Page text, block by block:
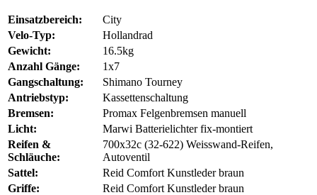
Einsatzbereich:
City
Velo-Typ:
Hollandrad
Gewicht:
16.5kg
Anzahl Gänge:
1x7
Gangschaltung:
Shimano Tourney
Antriebstyp:
Kassettenschaltung
Bremsen:
Promax Felgenbremsen manuell
Licht:
Marwi Batterielichter fix-montiert
Reifen &
Schläuche:
700x32c (32-622) Weisswand-Reifen,
Autoventil
Sattel:
Reid Comfort Kunstleder braun
Griffe:
Reid Comfort Kunstleder braun